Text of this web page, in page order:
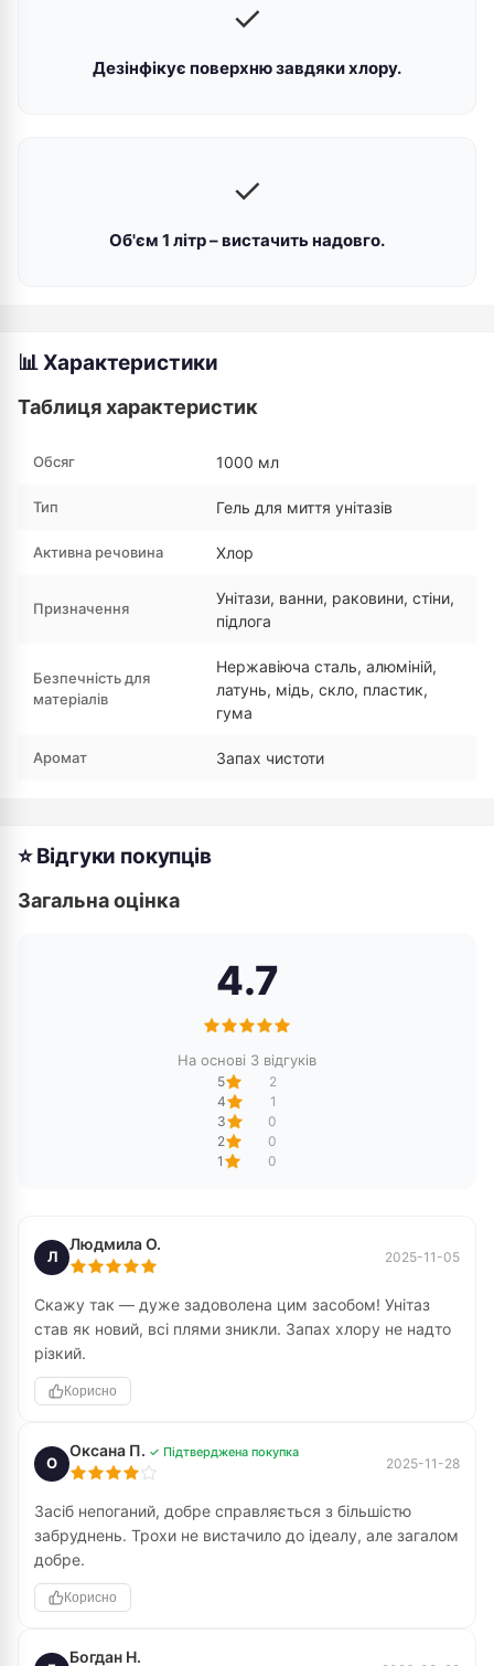
✓
Дезінфікує поверхню завдяки хлору.
✓
Об'єм 1 літр – вистачить надовго.
📊 Характеристики
Таблиця характеристик
Обсяг 1000 мл
Тип Гель для миття унітазів
Активна речовина Хлор
Призначення
Унітази, ванни, раковини, стіни,
підлога
Безпечність для
матеріалів
Нержавіюча сталь, алюміній,
латунь, мідь, скло, пластик,
гума
Аромат Запах чистоти
⭐ Відгуки покупців
Загальна оцінка
4.7
На основі 3 відгуків
5
2
4
1
3
0
2
0
1
0
Л
Людмила О.
2025-11-05
Скажу так — дуже задоволена цим засобом! Унітаз
став як новий, всі плями зникли. Запах хлору не надто
різкий.
Корисно
О
Оксана П. ✓ Підтверджена покупка
2025-11-28
Засіб непоганий, добре справляється з більшістю
забруднень. Трохи не вистачило до ідеалу, але загалом
добре.
Корисно
Богдан Н.